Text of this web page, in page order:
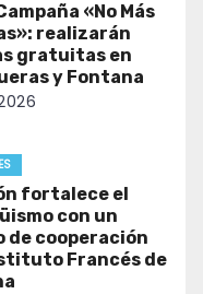
«No Más
realizarán
gratuitas en
y Fontana
fortalece el
con un
de cooperación
Francés de